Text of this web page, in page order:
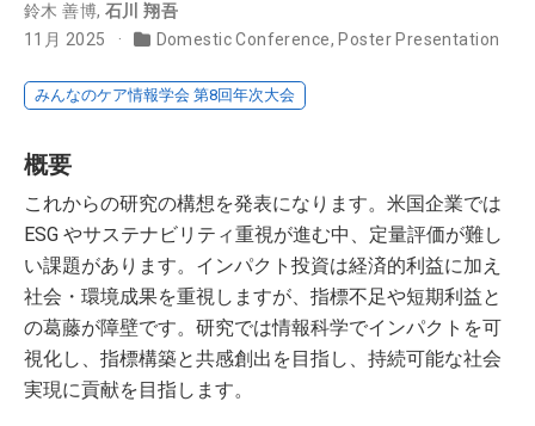
鈴木 善博, 石川 翔吾
11月 2025
Domestic Conference, Poster Presentation
みんなのケア情報学会 第8回年次大会
概要
これからの研究の構想を発表になります。米国企業では
ESG やサステナビリティ重視が進む中、定量評価が難し
い課題があります。インパクト投資は経済的利益に加え
社会・環境成果を重視しますが、指標不足や短期利益と
の葛藤が障壁です。研究では情報科学でインパクトを可
視化し、指標構築と共感創出を目指し、持続可能な社会
実現に貢献を目指します。